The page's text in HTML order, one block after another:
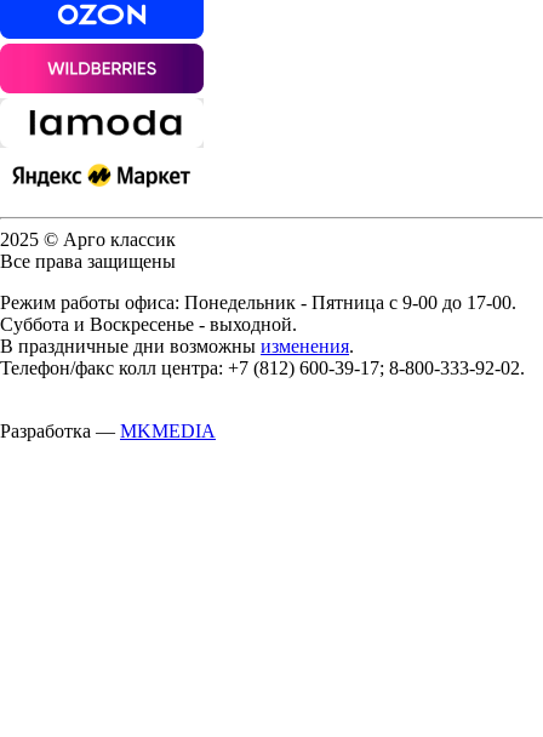
2025 © Арго классик
Все права защищены
Режим работы офиса: Понедельник - Пятница с 9-00 до 17-00.
Суббота и Воскресенье - выходной.
В праздничные дни возможны изменения.
Телефон/факс колл центра: +7 (812) 600-39-17; 8-800-333-92-02.
Разработка — MKMEDIA